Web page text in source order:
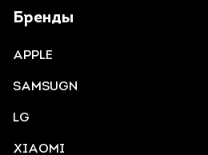
Бренды
APPLE
SAMSUGN
LG
XIAOMI